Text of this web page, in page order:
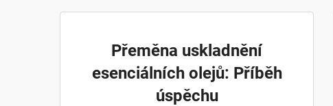
Přeměna uskladnění
esenciálních olejů: Příběh
úspěchu